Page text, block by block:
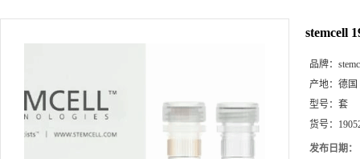
stemcell
品牌：
产地： 德国
型号： 套
货号：
发布日期：